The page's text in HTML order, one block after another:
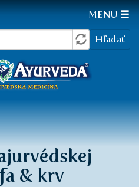
Hľadať
MENU
& krv